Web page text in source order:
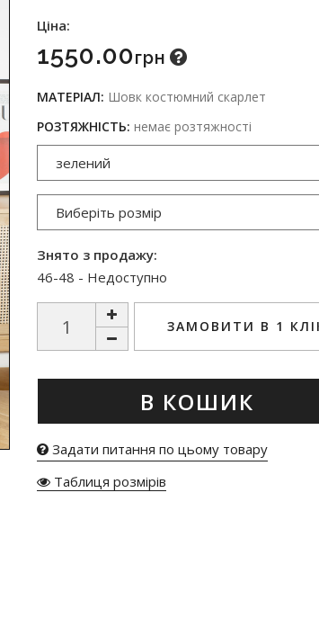
Ціна:
1550.00Грн
МАТЕРІАЛ: Шовк костюмний скарлет
РОЗТЯЖНІСТЬ: немає розтяжності
Знято з продажу:
46-48 - Недоступно
ЗАМОВИТИ В 1
В КОШИК
Задати питання по цьому товару
Таблиця розмірів